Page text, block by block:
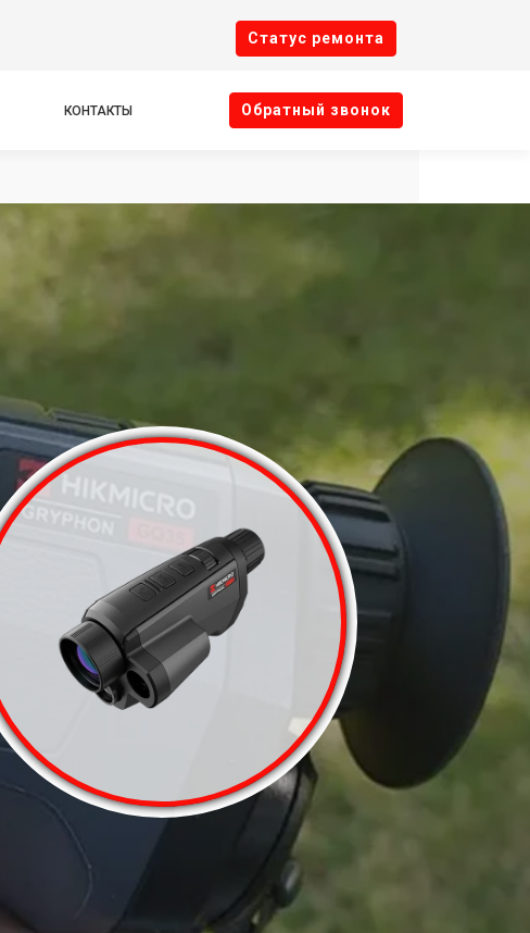
Cтатус ремонта
КОНТАКТЫ Oбратный звонок